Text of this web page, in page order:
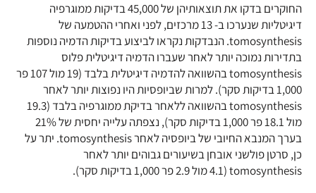
החוקרים בדקו את תוצאותיהן של 45,000 בדיקות ממוגרפיה
דיגיטליות שנערכו ב- 13 מרכזים, לפני ואחרי ההטמעה של
tomosynthesis. הנבדקות נקראו לביצוע בדיקות הדמיה נוספות
בתדירות נמוכה יותר לאחר שעברו הדמיה דיגיטלית פלוס
tomosynthesis בהשוואה להדמיה דיגיטלית בלבד (19 מול 107 פר
1,000 בדיקות סקר). למרות שביופסיות היו נפוצות יותר לאחר
tomosynthesis בהשוואה ללאחר בדיקת ממוגרפיה בלבד (19.3
מול 18.1 פר 1,000 בדיקות סקר), נצפתה עלייה יחסית של 21%
בערך המנבא החיובי של ביופסיה לאחר tomosynthesis. יתר על
כן, סרטן פולשני אובחן בשיעורים גבוהים יותר לאחר
tomosynthesis (4.1 מול 2.9 פר 1,000 בדיקות סקר).